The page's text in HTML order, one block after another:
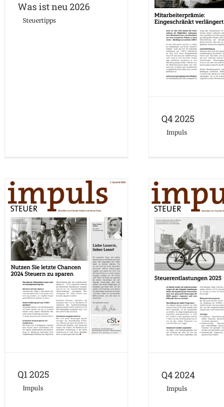
Was ist neu 2026
Steuertipps Q4 2025
Q4 2025
Impuls
Q1 2025
Impuls
Q1 2025
Impuls
Q4 2024
Q4 2024
Impuls